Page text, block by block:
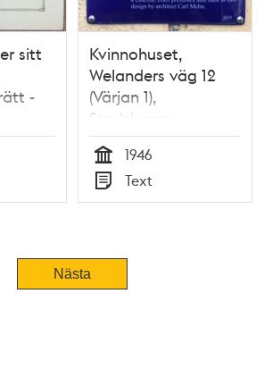
sitt
-
Kvinnohuset,
Welanders väg 12
(Värjan 1),
Stadshagen
Tid
1946
Typ
Text
TidigareNästa